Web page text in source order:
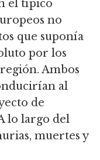
el típico
no
que suponía
por los
Ambos
al
de
lo largo del
muertes y